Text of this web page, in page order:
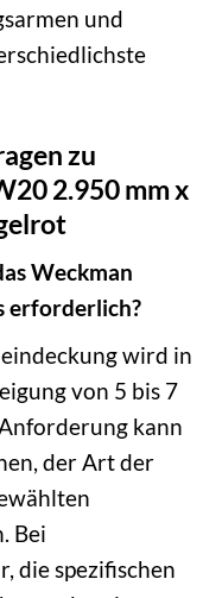
und
zu
2.950 mm x
Weckman
erforderlich?
wird in
von 5 bis 7
kann
der Art der
Bei
die spezifischen